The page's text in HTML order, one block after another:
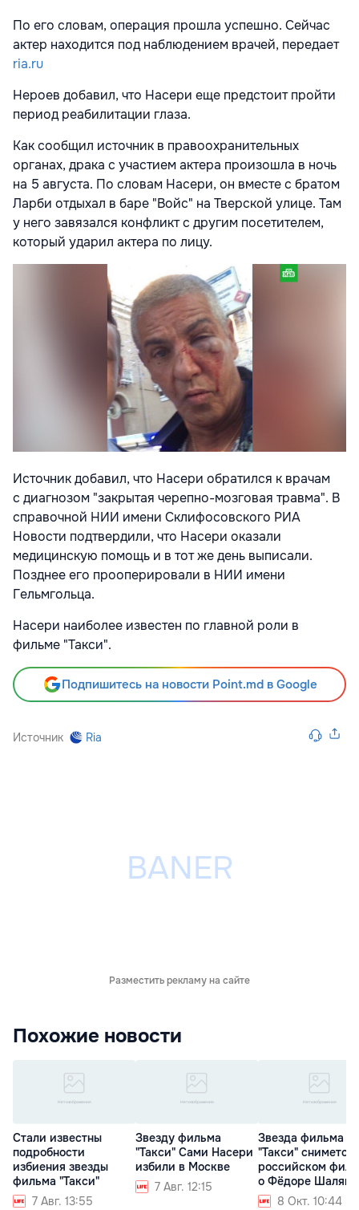
По его словам, операция прошла успешно. Сейчас
актер находится под наблюдением врачей, передает
ria.ru
Нероев добавил, что Насери еще предстоит пройти
период реабилитации глаза.
Как сообщил источник в правоохранительных
органах, драка с участием актера произошла в ночь
на 5 августа. По словам Насери, он вместе с братом
Ларби отдыхал в баре "Войс" на Тверской улице. Там
у него завязался конфликт с другим посетителем,
который ударил актера по лицу.
Источник добавил, что Насери обратился к врачам
с диагнозом "закрытая черепно-мозговая травма". В
справочной НИИ имени Склифосовского РИА
Новости подтвердили, что Насери оказали
медицинскую помощь и в тот же день выписали.
Позднее его прооперировали в НИИ имени
Гельмгольца.
Насери наиболее известен по главной роли в
фильме "Такси".
Подпишитесь на новости Point.md в Google
Источник Ria
Разместить рекламу на сайте
Похожие новости
Стали известны
подробности
избиения звезды
фильма "Такси"
7 Авг. 13:55
Звезду фильма
"Такси" Сами Насери
избили в Москве
7 Авг. 12:15
Звезда фильма
"Такси" снимется
российском
о Фёдоре
8 Окт. 10:44